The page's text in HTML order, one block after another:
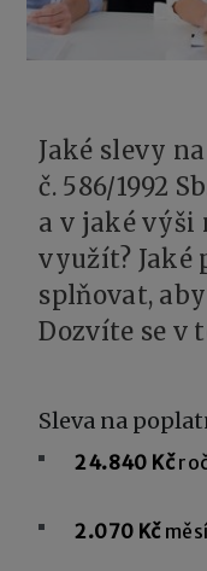
Jaké slevy
č. 586/1992
a v jaké výši
využít? Jaké
splňovat,
Dozvíte se v
Sleva na
24.840 Kč
2.070 Kč